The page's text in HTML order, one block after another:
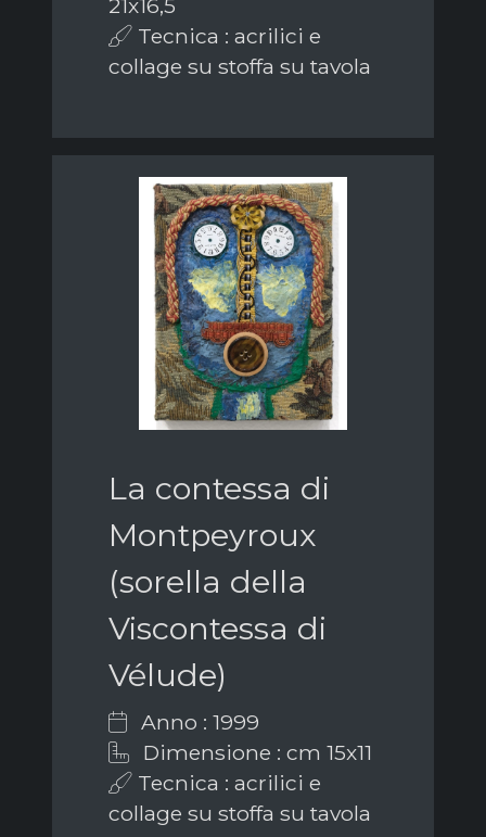
21x16,5
Tecnica : acrilici e
collage su stoffa su tavola
La contessa di
Montpeyroux
(sorella della
Viscontessa di
Vélude)
Anno : 1999
Dimensione : cm 15x11
Tecnica : acrilici e
collage su stoffa su tavola